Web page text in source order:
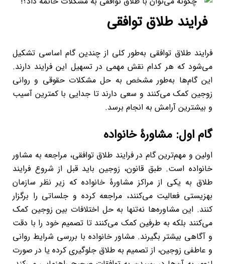
فرایند طلاق توافقی
فرایند طلاق توافقی به‌طور کلی از چندین گام اساسی تشکیل
می‌شود که هر کدام نقش مهمی در تسهیل این فرایند دارند.
این گام‌ها به‌طور مشخص به حل مشکلات حقوقی و روانی
زوجین کمک می‌کنند و سعی دارند تا جدایی با کمترین آسیب
و بیشترین آرامش به انجام برسد.
گام اول: مشاورۀ خانواده
اولین و مهم‌ترین گام در فرایند طلاق توافقی، مراجعه به مشاور
خانواده است. طبق قانون، زوجین باید قبل از شروع فرایند
طلاق به یکی از مراکز مشاورۀ خانواده که زیر نظر سازمان
بهزیستی فعالیت می‌کنند، مراجعه کرده و جلساتی را برگزار
کنند. این مشاوره‌ها نه‌تنها به حل اختلافات بین زوجین کمک
می‌کنند بلکه به طرفین کمک می‌کنند تا تصمیم خود را با دقت
و آگاهی بیشتر بگیرند. مشاور خانواده با بررسی شرایط روانی
و عاطفی زوجین، از تصمیم به طلاق جلوگیری کرده یا در صورت